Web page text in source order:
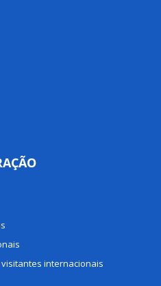
internacionais